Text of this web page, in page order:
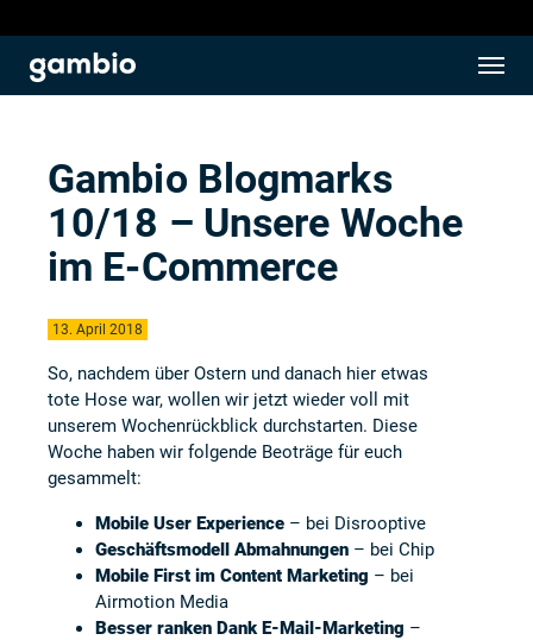
Gambio Blogmarks
10/18 – Unsere Woche
im E-Commerce
13. April 2018
So, nachdem über Ostern und danach hier etwas
tote Hose war, wollen wir jetzt wieder voll mit
unserem Wochenrückblick durchstarten. Diese
Woche haben wir folgende Beoträge für euch
gesammelt:
Mobile User Experience – bei Disrooptive
Geschäftsmodell Abmahnungen – bei Chip
Mobile First im Content Marketing – bei
Airmotion Media
Besser ranken Dank E-Mail-Marketing –